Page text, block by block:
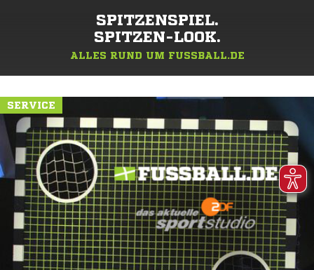
SPITZENSPIEL.
SPITZEN-LOOK.
ALLES RUND UM FUSSBALL.DE
SERVICE